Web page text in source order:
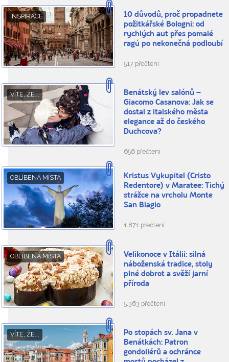
INSPIRACE
10 důvodů, proč propadnete
požitkářské Bologni: od
rychlých aut přes pomalé
ragú po nekonečná podloubí
517 přečtení
VÍTE, ŽE...
Benátský lev salónů –
Giacomo Casanova: Jak se
dostal z italského města
elegance až do českého
Duchcova?
656 přečtení
OBLÍBENÁ MÍSTA
Kristus Vykupitel (Cristo
Redentore) v Maratee: Tichý
strážce na vrcholu Monte
San Biagio
1.871 přečtení
OBLÍBENÁ MÍSTA
Velikonoce v Itálii: silná
náboženská tradice, stoly
plné dobrot a svěží jarní
příroda
5.363 přečtení
VÍTE, ŽE...
Po stopách sv. Jana v
Benátkách: Patron
gondoliérů a ochránce